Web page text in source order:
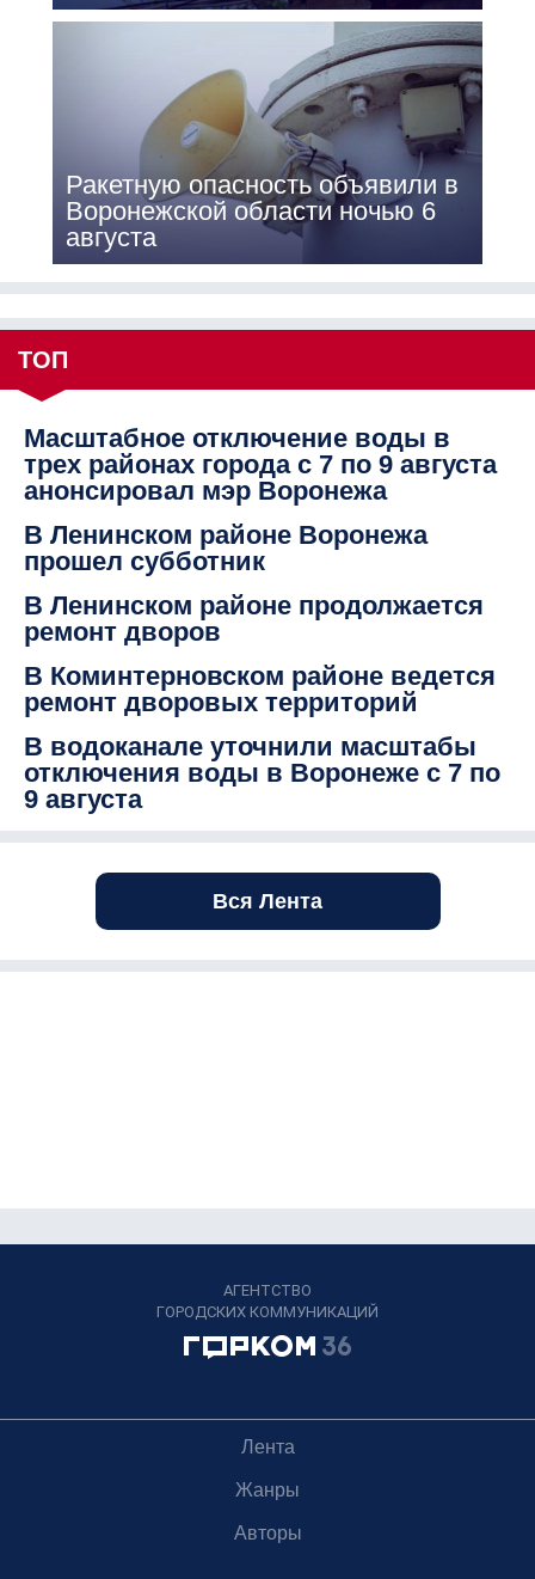
Ракетную опасность объявили в
Воронежской области ночью 6
августа
ТОП
Масштабное отключение воды в
трех районах города с 7 по 9 августа
анонсировал мэр Воронежа
В Ленинском районе Воронежа
прошел субботник
В Ленинском районе продолжается
ремонт дворов
В Коминтерновском районе ведется
ремонт дворовых территорий
В водоканале уточнили масштабы
отключения воды в Воронеже с 7 по
9 августа
Вся Лента
АГЕНТСТВО
ГОРОДСКИХ КОММУНИКАЦИЙ
Лента
Жанры
Авторы